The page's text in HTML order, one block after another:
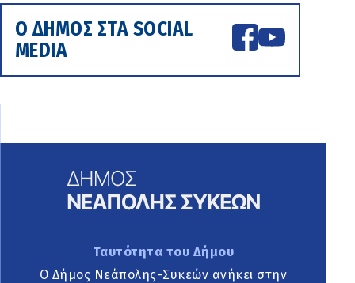
Ο ΔΗΜΟΣ ΣΤΑ SOCIAL
MEDIA
Ταυτότητα του Δήμου
Ο Δήμος Νεάπολης-Συκεών ανήκει στην